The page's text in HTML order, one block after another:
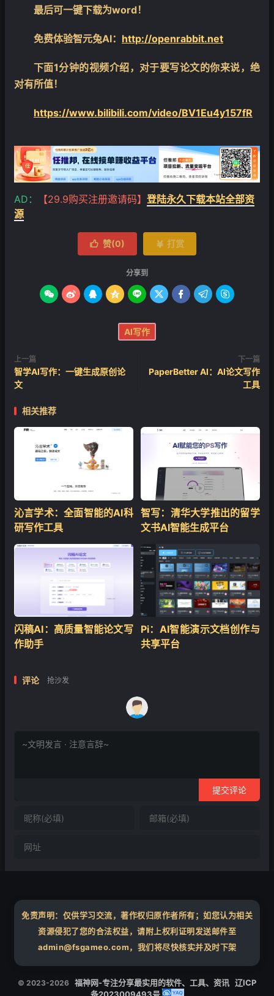
最后可一键下载为word！
免费体验智元兔AI： http://openrabbit.net
下面1分钟的视频介绍，对于要写论文的你来说，绝
对有所值！
https://www.bilibili.com/video/BV1Eu4y157fR
AD： 【29.9购买注册邀请码】 登陆永久下载本站全部资
源
 赞(0)  打赏
分享到
        
AI写作
上一篇
智学AI写作：一键生成原创论
文
下一篇
PaperBetter AI：AI论文写作
工具
相关推荐
沁言学术：全面智能的AI科
研写作工具
智写：清华大学推出的留学
文书AI智能生成平台
闪稿AI：高质量智能论文写
作助手
Pi：AI智能演示文档创作与
共享平台
评论 抢沙发
提交评论
免责声明：仅供学习交流，著作权归原作者所有；如您认为相关
资源侵犯了您的合法权益，请附上权利证明发送邮件至
admin@fsgameo.com，我们将尽快核实并及时下架
© 2023-2026 福神网-专注分享最实用的软件、工具、资讯 辽ICP